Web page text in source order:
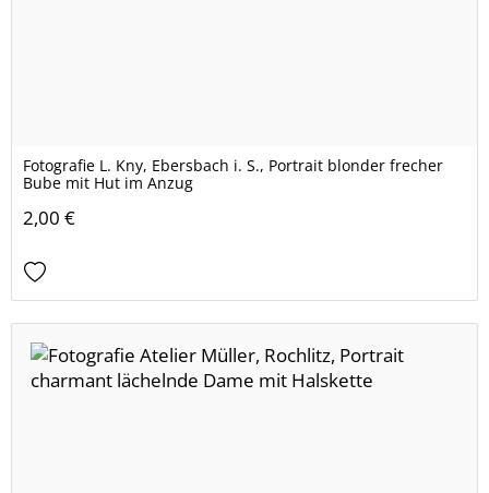
Fotografie L. Kny, Ebersbach i. S., Portrait blonder frecher
Bube mit Hut im Anzug
2,00 €